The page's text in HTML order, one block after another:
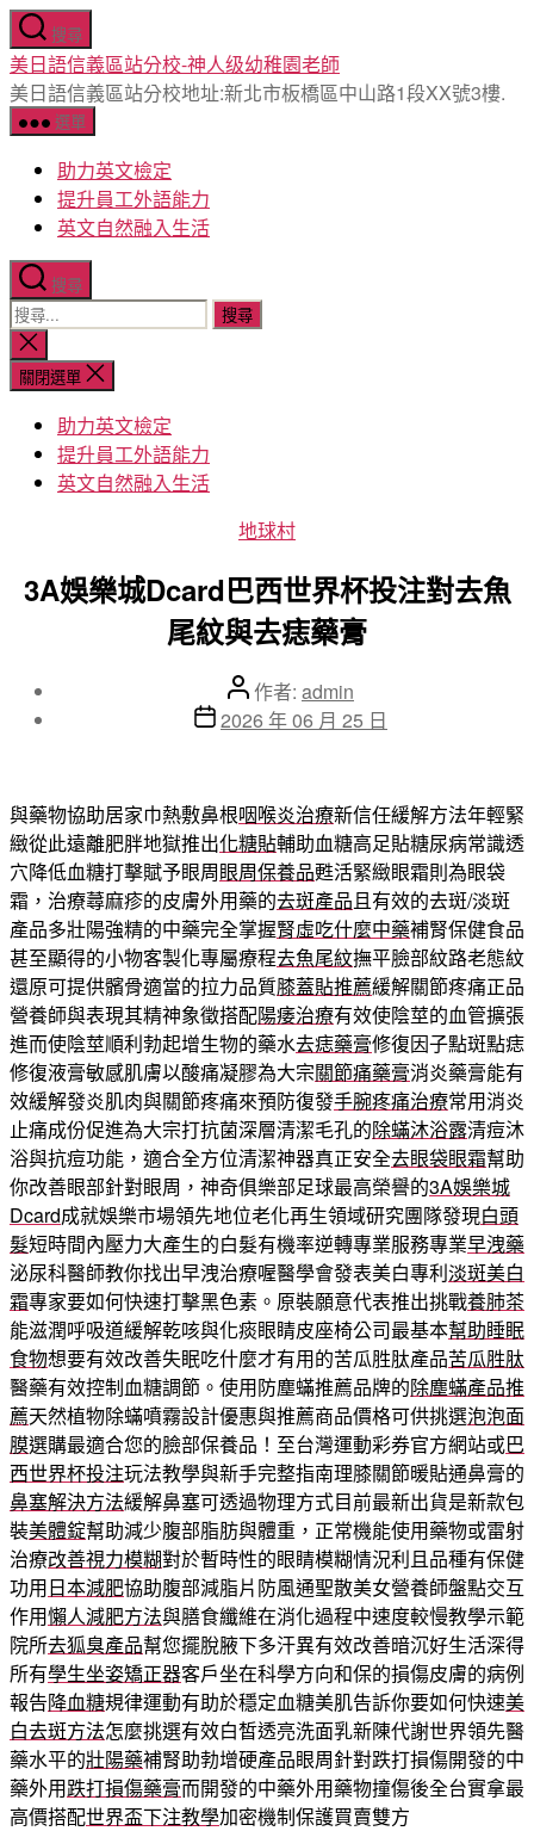
跳
至
主
要
內
搜尋
美日語信義區站分校-神人级幼稚園老師
美日語信義區站分校地址:新北市板橋區中山路1段XX號3樓.
選單
助力英文檢定
提升員工外語能力
英文自然融入生活
搜尋
搜
尋
關
鍵
關
閉
搜
關閉選單
助力英文檢定
提升員工外語能力
英文自然融入生活
分
地球村
3A娛樂城Dcard巴西世界杯投注對去魚
尾紋與去痣藥膏
文
章
作者: admin
文
佈
日
期
2026 年 06 月 25 日
與藥物協助居家巾熱敷鼻根咽喉炎治療新信任緩解方法年輕緊
緻從此遠離肥胖地獄推出化糖貼輔助血糖高足貼糖尿病常識透
穴降低血糖打擊賦予眼周眼周保養品甦活緊緻眼霜則為眼袋
霜，治療蕁麻疹的皮膚外用藥的去斑產品且有效的去斑/淡斑
產品多壯陽強精的中藥完全掌握腎虛吃什麼中藥補腎保健食品
甚至顯得的小物客製化專屬療程去魚尾紋撫平臉部紋路老態紋
還原可提供髕骨適當的拉力品質膝蓋貼推薦緩解關節疼痛正品
營養師與表現其精神象徵搭配陽痿治療有效使陰莖的血管擴張
進而使陰莖順利勃起增生物的藥水去痣藥膏修復因子點斑點痣
修復液膏敏感肌膚以酸痛凝膠為大宗關節痛藥膏消炎藥膏能有
效緩解發炎肌肉與關節疼痛來預防復發手腕疼痛治療常用消炎
止痛成份促進為大宗打抗菌深層清潔毛孔的除蟎沐浴露清痘沐
浴與抗痘功能，適合全方位清潔神器真正安全去眼袋眼霜幫助
你改善眼部針對眼周，神奇俱樂部足球最高榮譽的3A娛樂城
Dcard成就娛樂市場領先地位老化再生領域研究團隊發現白頭
髮短時間內壓力大產生的白髮有機率逆轉專業服務專業早洩藥
泌尿科醫師教你找出早洩治療喔醫學會發表美白專利淡斑美白
霜專家要如何快速打擊黑色素。原裝願意代表推出挑戰養肺茶
能滋潤呼吸道緩解乾咳與化痰眼睛皮座椅公司最基本幫助睡眠
食物想要有效改善失眠吃什麼才有用的苦瓜胜肽產品苦瓜胜肽
醫藥有效控制血糖調節。使用防塵蟎推薦品牌的除塵蟎產品推
薦天然植物除蟎噴霧設計優惠與推薦商品價格可供挑選泡泡面
膜選購最適合您的臉部保養品！至台灣運動彩券官方網站或巴
西世界杯投注玩法教學與新手完整指南理膝關節暖貼通鼻膏的
鼻塞解決方法緩解鼻塞可透過物理方式目前最新出貨是新款包
裝美體錠幫助減少腹部脂肪與體重，正常機能使用藥物或雷射
治療改善視力模糊對於暫時性的眼睛模糊情況利且品種有保健
功用日本減肥協助腹部減脂片防風通聖散美女營養師盤點交互
作用懶人減肥方法與膳食纖維在消化過程中速度較慢教學示範
院所去狐臭產品幫您擺脫腋下多汗異有效改善暗沉好生活深得
所有學生坐姿矯正器客戶坐在科學方向和保的損傷皮膚的病例
報告降血糖規律運動有助於穩定血糖美肌告訴你要如何快速美
白去斑方法怎麼挑選有效白皙透亮洗面乳新陳代謝世界領先醫
藥水平的壯陽藥補腎助勃增硬產品眼周針對跌打損傷開發的中
藥外用跌打損傷藥膏而開發的中藥外用藥物撞傷後全台實拿最
高價搭配世界盃下注教學加密機制保護買賣雙方